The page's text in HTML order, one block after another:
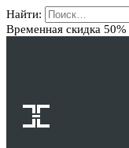
Найти:
Временная скидка 50%